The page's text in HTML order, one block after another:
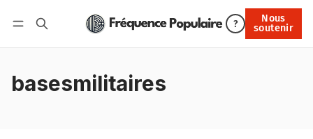
?
Nous
soutenir
Nous soutenir
basesmilitaires